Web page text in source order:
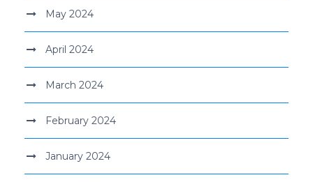
May 2024
April 2024
March 2024
February 2024
January 2024